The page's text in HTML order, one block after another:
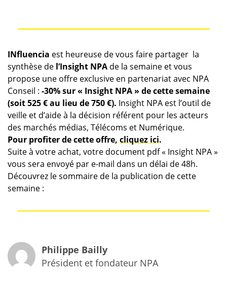
INfluencia est heureuse de vous faire partager la
synthèse de l’Insight NPAde la semaine et vous
propose une offre exclusive en partenariat avec NPA
Conseil : -30% sur « Insight NPA » de cette semaine
(soit 525 € au lieu de 750 €). Insight NPA est l’outil de
veille et d’aide à la décision référent pour les acteurs
des marchés médias, Télécoms et Numérique.
Pour profiter de cette offre, cliquez ici.
Suite à votre achat, votre document pdf « Insight NPA »
vous sera envoyé par e-mail dans un délai de 48h.
Découvrez le sommaire de la publication de cette
semaine :
Philippe Bailly
Président et fondateur NPA